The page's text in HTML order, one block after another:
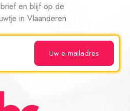
en blijf op de
in Vlaanderen